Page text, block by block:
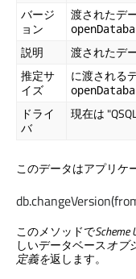
バージ
ョン
渡されたデ
説明 渡されたデ
推定サ
イズ
に渡される
ドライ
バ
現在は
このデータはアプリケ
このメソッドでScheme
しいデータベースオブ
定義を返します。